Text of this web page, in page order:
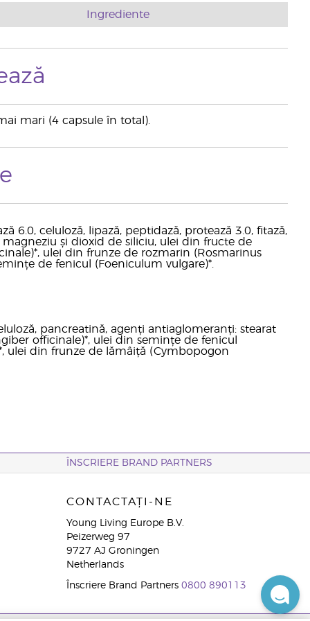
Ingrediente
mari (4 capsule în total).
6.0, celuloză, lipază, peptidază, protează 3.0, fitază,
și dioxid de siliciu, ulei din fructe de
ulei din frunze de rozmarin (Rosmarinus
de fenicul (Foeniculum vulgare)*.
pancreatină, agenți antiaglomeranți: stearat
officinale)*, ulei din semințe de fenicul
ulei din frunze de lămâiță (Cymbopogon
ÎNSCRIERE BRAND PARTNERS
CONTACTAȚI-NE
Young Living Europe B.V.
Peizerweg 97
9727 AJ Groningen
Netherlands
Înscriere Brand Partners 0800 890113